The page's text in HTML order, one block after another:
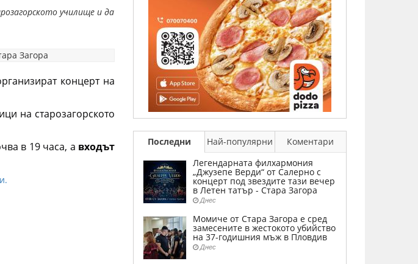
училище и да
концерт на
на старозагорското
в 19 часа, а входът
Последни Най-популярни
Коментари
Легендарната филхармония
„Джузепе Верди“ от Салерно с
концерт под звездите тази вечер
в Летен татър - Стара Загора
Днес
Момиче от Стара Загора е сред
замесените в жестокото убийство
на 37-годишния мъж в Пловдив
Днес